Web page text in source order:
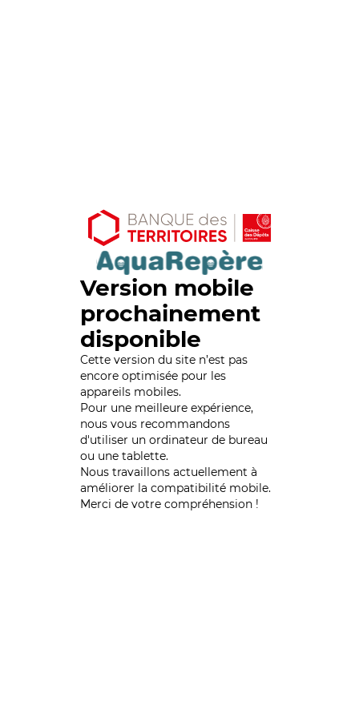
Version mobile
prochainement
disponible
Cette version du site n’est pas
encore optimisée pour les
appareils mobiles.
Pour une meilleure expérience,
nous vous recommandons
d'utiliser un ordinateur de bureau
ou une tablette.
Nous travaillons actuellement à
améliorer la compatibilité mobile.
Merci de votre compréhension !